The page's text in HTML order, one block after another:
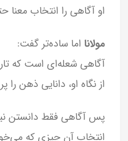
او آگاهی را انتخاب
مولانا اما ساده‌تر گفت:
آگاهی شعله‌ای است که
از نگاه او، دانایی ذهن
پس آگاهی فقط دانستن
انتخاب آن چیزی که